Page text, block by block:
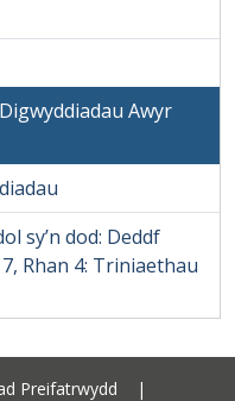
Awyr
sy’n dod: Deddf
Rhan 4: Triniaethau
Preifatrwydd |